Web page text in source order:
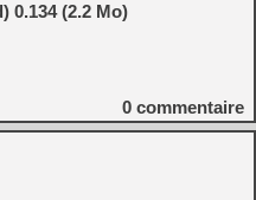
0.134 (2.2 Mo)
0 commentaire